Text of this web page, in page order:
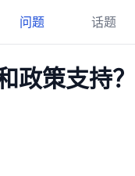
问题 话题
政策支持？